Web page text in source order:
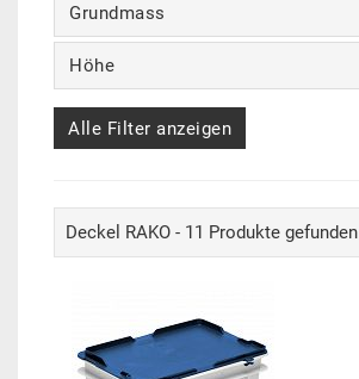
Grundmass
Höhe
Alle Filter anzeigen
Deckel RAKO - 11 Produkte gefunden